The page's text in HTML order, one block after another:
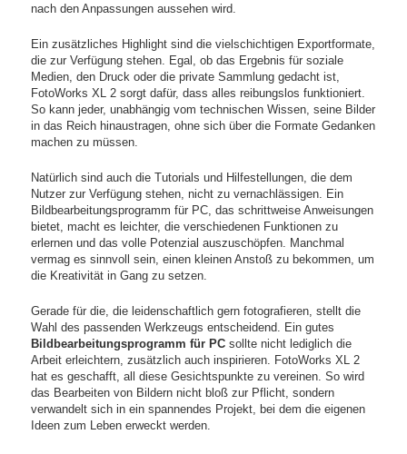
nach den Anpassungen aussehen wird.
Ein zusätzliches Highlight sind die vielschichtigen Exportformate,
die zur Verfügung stehen. Egal, ob das Ergebnis für soziale
Medien, den Druck oder die private Sammlung gedacht ist,
FotoWorks XL 2 sorgt dafür, dass alles reibungslos funktioniert.
So kann jeder, unabhängig vom technischen Wissen, seine Bilder
in das Reich hinaustragen, ohne sich über die Formate Gedanken
machen zu müssen.
Natürlich sind auch die Tutorials und Hilfestellungen, die dem
Nutzer zur Verfügung stehen, nicht zu vernachlässigen. Ein
Bildbearbeitungsprogramm für PC, das schrittweise Anweisungen
bietet, macht es leichter, die verschiedenen Funktionen zu
erlernen und das volle Potenzial auszuschöpfen. Manchmal
vermag es sinnvoll sein, einen kleinen Anstoß zu bekommen, um
die Kreativität in Gang zu setzen.
Gerade für die, die leidenschaftlich gern fotografieren, stellt die
Wahl des passenden Werkzeugs entscheidend. Ein gutes
Bildbearbeitungsprogramm für PC sollte nicht lediglich die
Arbeit erleichtern, zusätzlich auch inspirieren. FotoWorks XL 2
hat es geschafft, all diese Gesichtspunkte zu vereinen. So wird
das Bearbeiten von Bildern nicht bloß zur Pflicht, sondern
verwandelt sich in ein spannendes Projekt, bei dem die eigenen
Ideen zum Leben erweckt werden.